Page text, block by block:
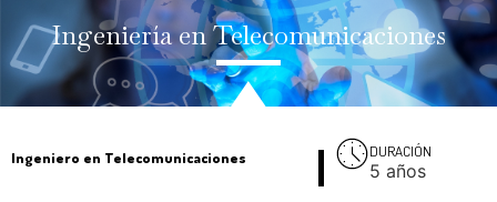
Ingeniería en Telecomunicaciones
Ingeniero en Telecomunicaciones DURACIÓN
5 años